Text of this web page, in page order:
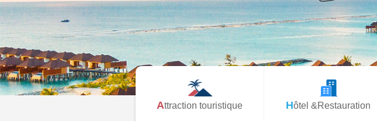
Attraction touristique Hôtel &Restauration